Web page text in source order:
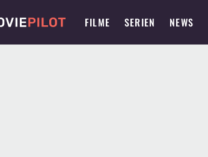
FILME SERIEN NEWS